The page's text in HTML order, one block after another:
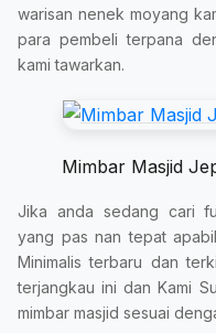
warisan nenek moyang
para pembeli terpana
kami tawarkan.
Mimbar Masjid
Jika anda sedang cari
yang pas nan tepat
Minimalis terbaru dan
terjangkau ini dan Kami
mimbar masjid sesuai